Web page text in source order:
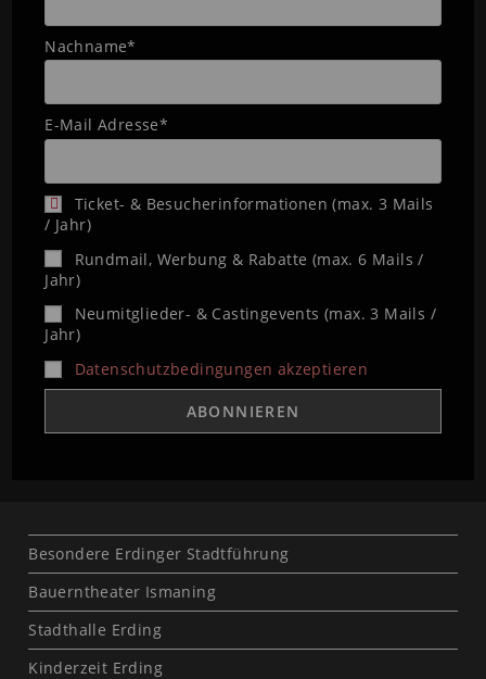
Nachname*
E-Mail Adresse*
Ticket- & Besucherinformationen (max. 3 Mails
/ Jahr)
Rundmail, Werbung & Rabatte (max. 6 Mails /
Jahr)
Neumitglieder- & Castingevents (max. 3 Mails /
Jahr)
Datenschutzbedingungen akzeptieren
Besondere Erdinger Stadtführung
Bauerntheater Ismaning
Stadthalle Erding
Kinderzeit Erding